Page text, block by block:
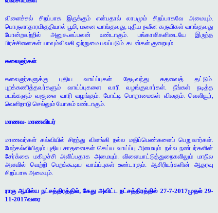
விளைச்சல் சிறப்பாக இருக்கும் என்பதால் லாபமும் சிறப்பாகவே அமையும்.
பொருளாதாரமிகுதியால் பூமி, மனை வாங்குவது, புதிய நவீன கருவிகள் வாங்குவது
போன்றவற்றில் அனுகூலப்பலன் உண்டாகும். பங்காளிகளிடையே இருந்த
பிரச்சினைகள் யாவும்விலகி ஒற்றுமை பலப்படும். கடன்கள் குறையும்.
கலைஞர்கள்
கலைஞர்களுக்கு புதிய வாய்ப்புகள் தேடிவந்து கதவைத் தட்டும்.
புறக்கணித்தவர்களும் வாய்ப்புகளை வாரி வழங்குவார்கள். நீங்கள் நடித்த
படங்களும் வசூலை வாரி வழங்கும். போட்டி பொறாமைகள் விலகும். வெளியூர்,
வெளிநாடு செல்லும் யோகம் உண்டாகும்.
மாணவ- மாணவியர்
மாணவர்கள் கல்வியில் சிறந்து விளங்கி நல்ல மதிப்பெண்களைப் பெறுவார்கள்.
மேற்கல்வியிலும் புதிய சாதனைகள் செய்ய வாய்ப்பு அமையும். நல்ல நண்பர்களின்
சேர்க்கை மகிழச்சி அளிப்பதாக அமையும். விளையாட்டுத்துறைகளிலும் மாநில
அளவில் வெற்றி பெறக்கூடிய வாய்ப்புகள் உண்டாகும். ஆசிரியர்களின் ஆதரவு
சிறப்பாக அமையும்.
ராகு ஆயில்ய நட்சத்திரத்தில், கேது அவிட்ட நட்சத்திரத்தில் 27-7-2017முதல் 29-
11-2017வரை